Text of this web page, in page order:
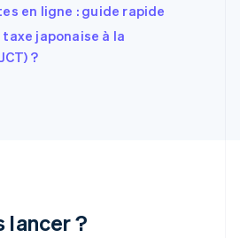
en ligne : guide rapide
japonaise à la
?
lancer ?